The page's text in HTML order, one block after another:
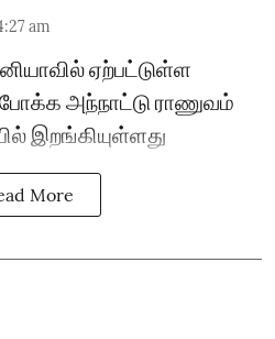
am
ஏற்பட்டுள்ள
அந்நாட்டு ராணுவம்
இறங்கியுள்ளது
More